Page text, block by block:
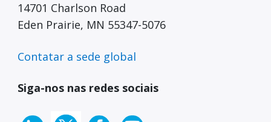
14701 Charlson Road
Eden Prairie, MN 55347-5076
Contatar a sede global
Siga-nos nas redes sociais